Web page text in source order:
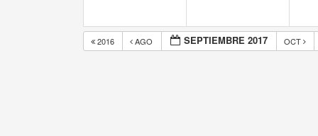
2016 AGO SEPTIEMBRE 2017 OCT